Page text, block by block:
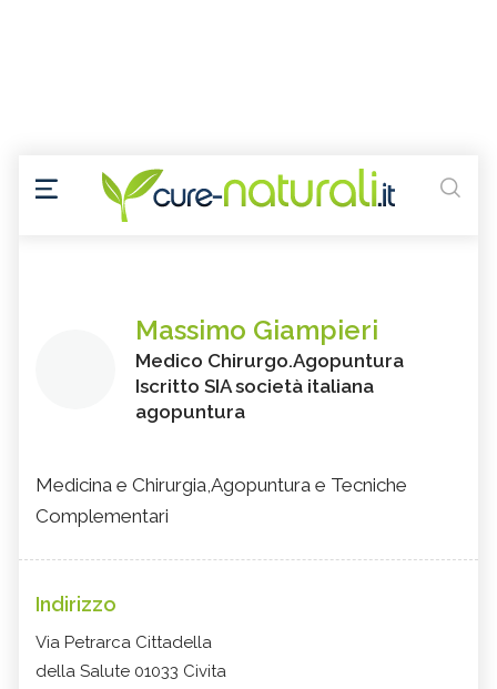
Massimo Giampieri
Medico Chirurgo.Agopuntura
Iscritto SIA società italiana
agopuntura
Medicina e Chirurgia,Agopuntura e Tecniche
Complementari
Indirizzo
Via Petrarca Cittadella
della Salute 01033 Civita